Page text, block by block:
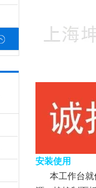
安装使用
本工作台